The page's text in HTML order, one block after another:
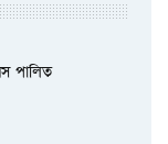
পালিত